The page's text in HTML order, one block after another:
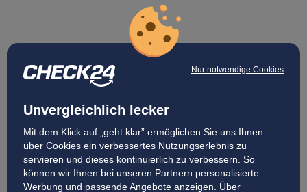
Nur notwendige Cookies
Unvergleichlich lecker
Mit dem Klick auf „geht klar” ermöglichen Sie uns Ihnen
über Cookies ein verbessertes Nutzungserlebnis zu
servieren und dieses kontinuierlich zu verbessern. So
können wir Ihnen bei unseren Partnern personalisierte
Werbung und passende Angebote anzeigen. Über